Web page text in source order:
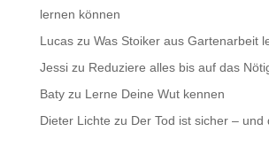
lernen können
Lucaszu Was Stoiker aus Gartenarbeit
Jessizu Reduziere alles bis auf das
Batyzu Lerne Deine Wut kennen
Dieter Lichte zu Der Tod ist sicher – und